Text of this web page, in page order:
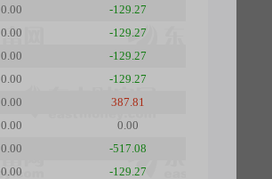
0.00
-129.27
0.00
-129.27
0.00
-129.27
0.00
-129.27
0.00
387.81
0.00
0.00
0.00
-517.08
0.00
-129.27